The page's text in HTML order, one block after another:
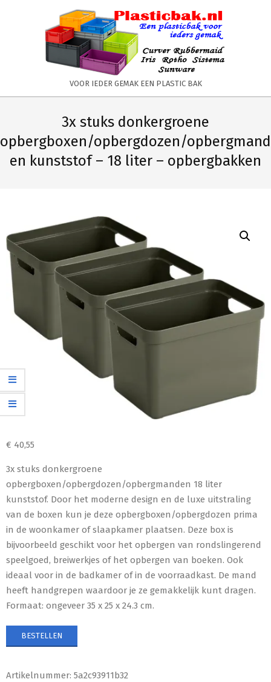
PLASTICBAK.NL
VOOR IEDER GEMAK EEN PLASTIC BAK
Menu
Menu
3x stuks donkergroene
opbergboxen/opbergdozen/opbergmand
en kunststof – 18 liter – opbergbakken
€ 40,55
3x stuks donkergroene
opbergboxen/opbergdozen/opbergmanden 18 liter
kunststof. Door het moderne design en de luxe uitstraling
van de boxen kun je deze opbergboxen/opbergdozen prima
in de woonkamer of slaapkamer plaatsen. Deze box is
bijvoorbeeld geschikt voor het opbergen van rondslingerend
speelgoed, breiwerkjes of het opbergen van boeken. Ook
ideaal voor in de badkamer of in de voorraadkast. De mand
heeft handgrepen waardoor je ze gemakkelijk kunt dragen.
Formaat: ongeveer 35 x 25 x 24.3 cm.
BESTELLEN
Artikelnummer: 5a2c93911b32